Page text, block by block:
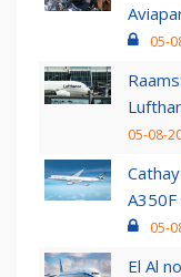
05-
05-08-
05-
El Al